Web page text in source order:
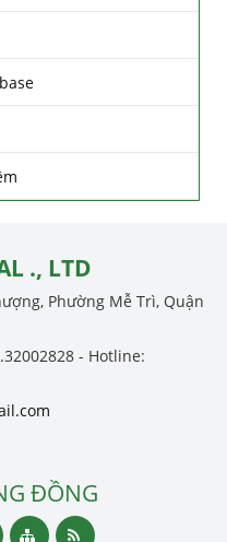
., LTD
Phường Mễ Trì, Quận
- Hotline:
ĐỒNG